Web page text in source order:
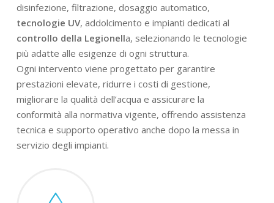
disinfezione, filtrazione, dosaggio automatico,
tecnologie UV, addolcimento e impianti dedicati al
controllo della Legionella, selezionando le tecnologie
più adatte alle esigenze di ogni struttura.
Ogni intervento viene progettato per garantire
prestazioni elevate, ridurre i costi di gestione,
migliorare la qualità dell’acqua e assicurare la
conformità alla normativa vigente, offrendo assistenza
tecnica e supporto operativo anche dopo la messa in
servizio degli impianti.